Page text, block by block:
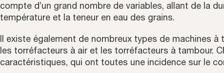
compte d’un grand nombre de variables, allant de la
température et la teneur en eau des grains.
Il existe également de nombreux types de machines
les torréfacteurs à air et les torréfacteurs à tambour.
caractéristiques, qui ont toutes une incidence sur le